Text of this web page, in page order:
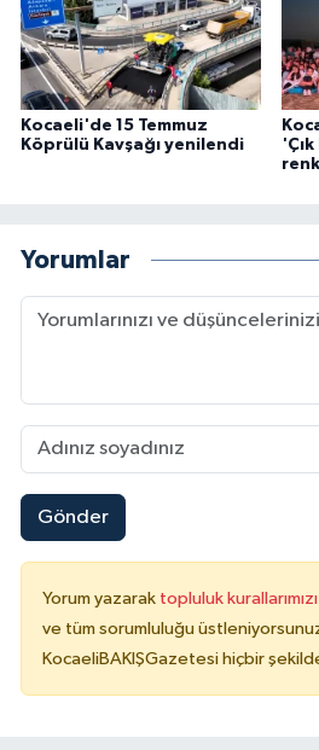
Kocaeli'de 15 Temmuz
Köprülü Kavşağı yenilendi
Yorumlar
Gönder
Yorum yazarak topluluk kurallarımızı
ve tüm sorumluluğu
KocaeliBAKIŞGazetesi hiçbir